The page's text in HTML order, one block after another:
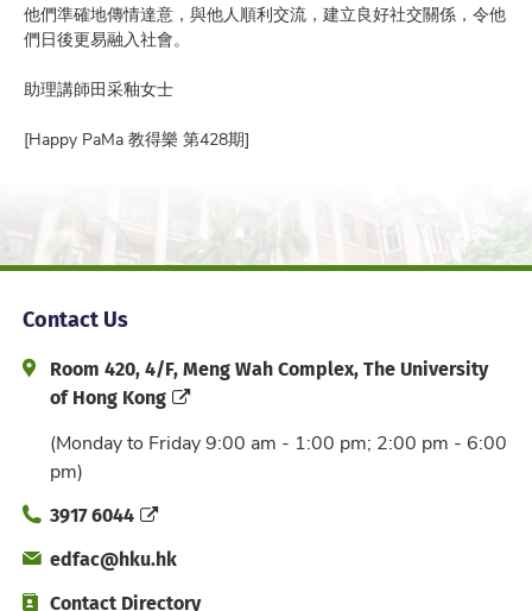
他們準確地傳情達意，與他人順利交流，建立良好社交關係，令他
們日後更易融入社會。
助理講師田采釉女士
[Happy PaMa 教得樂 第428期]
Contact Us
Address and Office Hour
Room 420, 4/F, Meng Wah Complex, The University
of Hong Kong
(Monday to Friday 9:00 am - 1:00 pm; 2:00 pm - 6:00
pm)
Phone3917 6044
Emailedfac@hku.hk
Directory
Contact Directory